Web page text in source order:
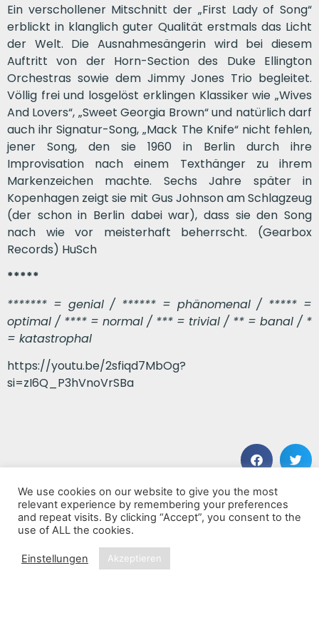
Ein verschollener Mitschnitt der „First Lady of Song“
erblickt in klanglich guter Qualität erstmals das Licht
der Welt. Die Ausnahmesängerin wird bei diesem
Auftritt von der Horn-Section des Duke Ellington
Orchestras sowie dem Jimmy Jones Trio begleitet.
Völlig frei und losgelöst erklingen Klassiker wie „Wives
And Lovers“, „Sweet Georgia Brown“ und natürlich darf
auch ihr Signatur-Song, „Mack The Knife“ nicht fehlen,
jener Song, den sie 1960 in Berlin durch ihre
Improvisation nach einem Texthänger zu ihrem
Markenzeichen machte. Sechs Jahre später in
Kopenhagen zeigt sie mit Gus Johnson am Schlagzeug
(der schon in Berlin dabei war), dass sie den Song
nach wie vor meisterhaft beherrscht. (Gearbox
Records) HuSch
*****
******* = genial / ****** = phänomenal / ***** =
optimal / **** = normal / *** = trivial / ** = banal / *
= katastrophal
https://youtu.be/2sfiqd7MbOg?
si=zI6Q_P3hVnoVrSBa
VORHERIGER BEITRAG
Wrath of the Hammer
NÄCHSTER BEITRAG
Gargoyle Of The Garden State
We use cookies on our website to give you the most
relevant experience by remembering your preferences
and repeat visits. By clicking “Accept”, you consent to the
use of ALL the cookies.
Einstellungen Akzeptieren